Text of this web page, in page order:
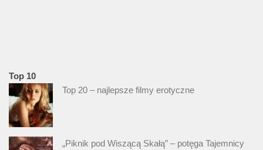
Top 10
Top 20 – najlepsze filmy erotyczne
„Piknik pod Wiszącą Skałą” – potęga Tajemnicy